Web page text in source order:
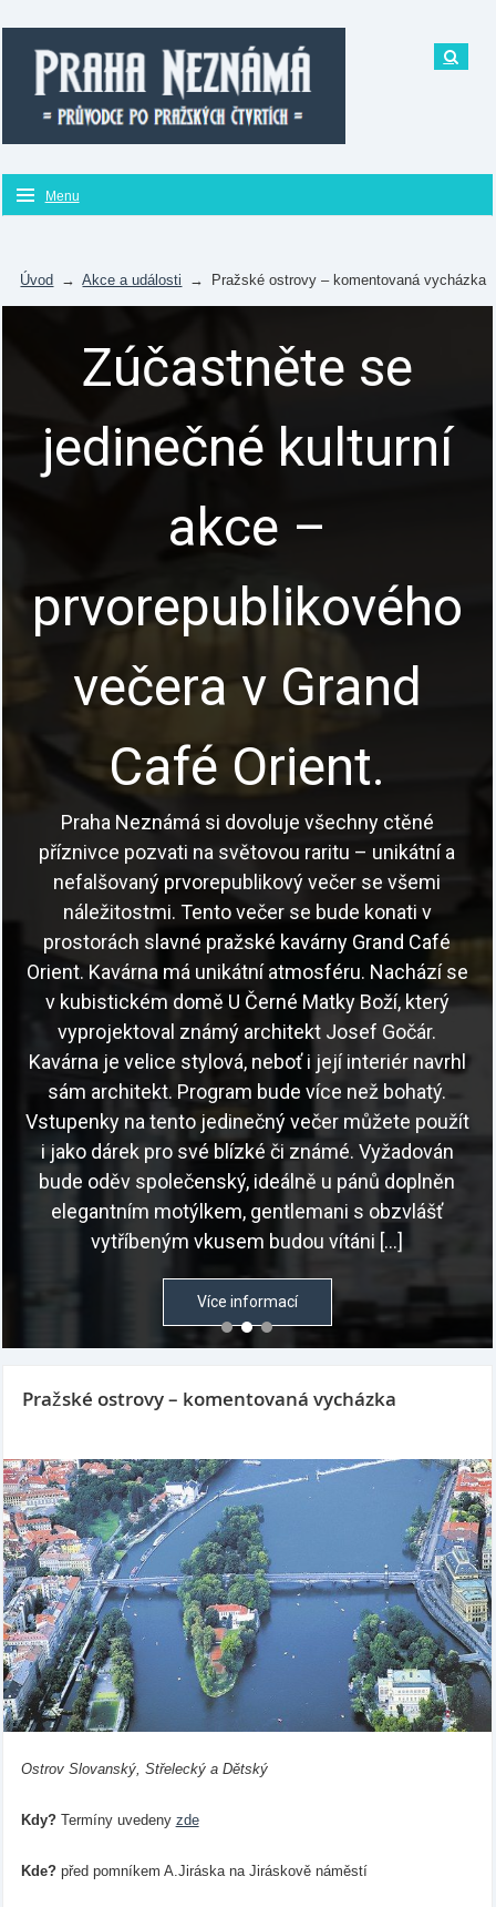
Menu
Úvod → Akce a události → Pražské ostrovy – komentovaná vycházka
Zúčastněte se
jedinečné kulturní
akce –
prvorepublikového
večera v Grand
Café Orient.
Praha Neznámá si dovoluje všechny ctěné
příznivce pozvati na světovou raritu – unikátní a
nefalšovaný prvorepublikový večer se všemi
náležitostmi. Tento večer se bude konati v
prostorách slavné pražské kavárny Grand Café
Orient. Kavárna má unikátní atmosféru. Nachází se
v kubistickém domě U Černé Matky Boží, který
vyprojektoval známý architekt Josef Gočár.
Kavárna je velice stylová, neboť i její interiér navrhl
sám architekt. Program bude více než bohatý.
Vstupenky na tento jedinečný večer můžete použít
i jako dárek pro své blízké či známé. Vyžadován
bude oděv společenský, ideálně u pánů doplněn
elegantním motýlkem, gentlemani s obzvlášť
vytříbeným vkusem budou vítáni […]
Více informací
Pražské ostrovy – komentovaná vycházka
Ostrov Slovanský, Střelecký a Dětský
Kdy?Termíny uvedeny zde
Kde?před pomníkem A.Jiráska na Jiráskově náměstí